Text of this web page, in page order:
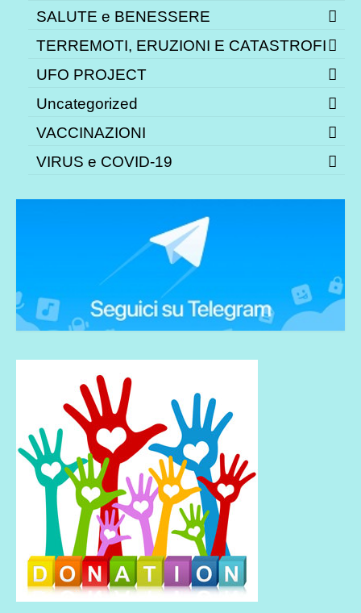
SALUTE e BENESSERE
TERREMOTI, ERUZIONI E CATASTROFI
UFO PROJECT
Uncategorized
VACCINAZIONI
VIRUS e COVID-19